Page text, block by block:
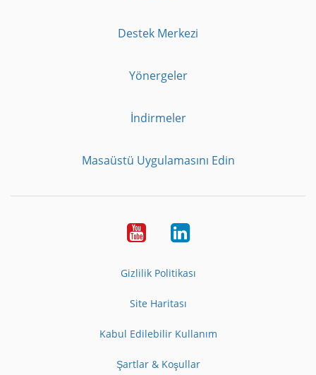
Destek Merkezi
Yönergeler
İndirmeler
Masaüstü Uygulamasını Edin
YoutubeLinkedIn
Gizlilik Politikası
Site Haritası
Kabul Edilebilir Kullanım
Şartlar & Koşullar